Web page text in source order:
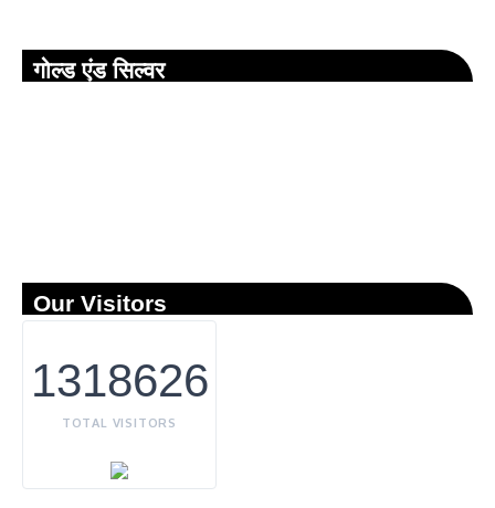
गोल्ड एंड सिल्वर
Our Visitors
1318626
TOTAL VISITORS